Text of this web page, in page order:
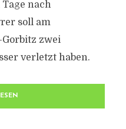
nach
soll am
zwei
verletzt haben.